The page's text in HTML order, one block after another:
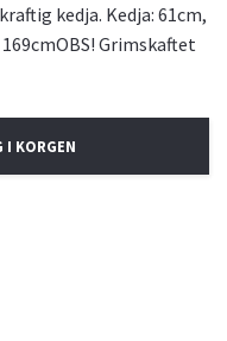
kedja. Kedja: 61cm,
Grimskaftet
I KORGEN